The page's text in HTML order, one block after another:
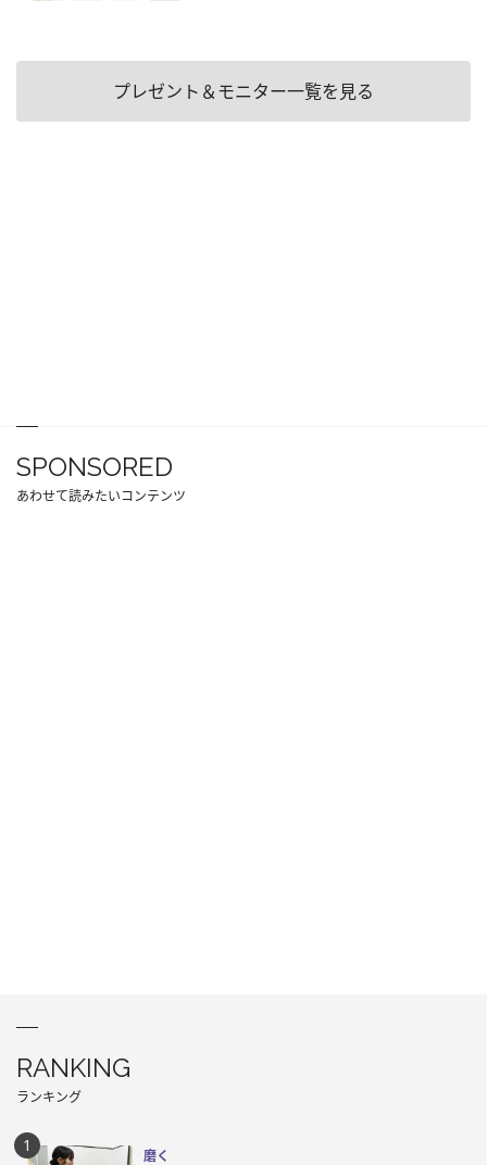
プレゼント＆モニター一覧を見る
SPONSORED
あわせて読みたいコンテンツ
RANKING
ランキング
磨く